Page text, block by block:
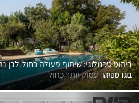
מה שיותר עמוק יותר כחול
ריהוט טכנולוגי: שיתוף פעולה כחול-
בגרמניה